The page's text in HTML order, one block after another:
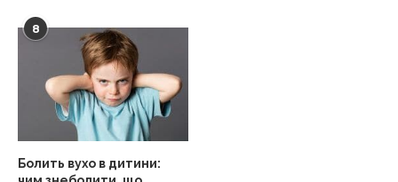
8
Болить вухо в дитини: